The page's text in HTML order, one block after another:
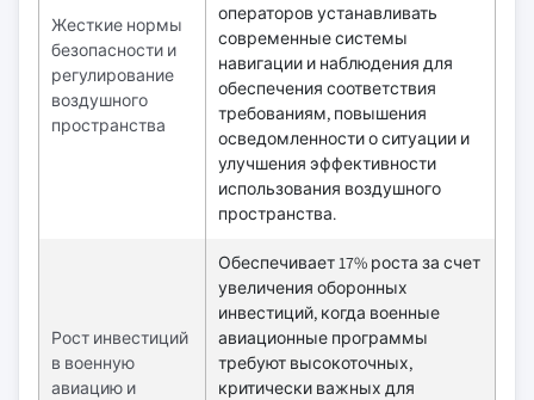
Жесткие нормы
безопасности и
регулирование
воздушного
пространства
операторов устанавливать
современные системы
навигации и наблюдения для
обеспечения соответствия
требованиям, повышения
осведомленности о ситуации и
улучшения эффективности
использования воздушного
пространства.
Рост инвестиций
в военную
авиацию и
Обеспечивает 17% роста за счет
увеличения оборонных
инвестиций, когда военные
авиационные программы
требуют высокоточных,
критически важных для